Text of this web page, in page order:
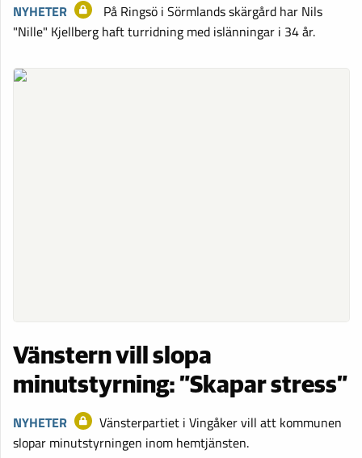
NYHETER
På Ringsö i Sörmlands skärgård har Nils
"Nille" Kjellberg haft turridning med islänningar i 34 år.
Vänstern vill slopa
minutstyrning: ”Skapar stress”
NYHETER
Vänsterpartiet i Vingåker vill att kommunen
slopar minutstyrningen inom hemtjänsten.